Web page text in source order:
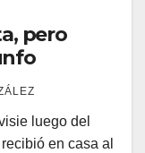
pero
luego del
en casa al